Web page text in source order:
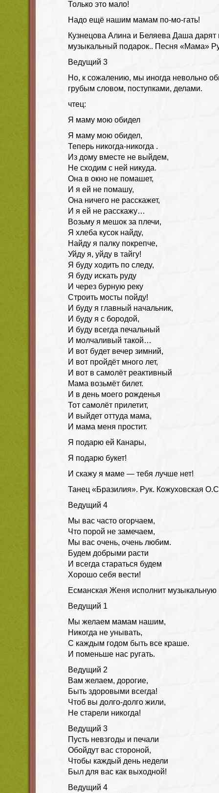
Только это мало!
Надо ещё нашим мамам по-мо-гать!
Кузнецова Алина и Беляева Даша
музыкальный подарок.. Песня «Мама»
Ведущий 3
Но, к сожалению, мы иногда невольно
грубым словом, поступками, делами.
чтец:
Я мамy мою обидел
Я мамy мою обидел,
Тепеpь никогда-никогда .
Из домy вместе не выйдем,
Hе сходим с ней никyда.
Она в окно не помашет,
И я ей не помашy,
Она ничего не pасскажет,
И я ей не pасскажy…
Возьмy я мешок за плечи,
Я хлеба кyсок найдy,
Hайдy я палкy покpепче,
Уйдy я, yйдy в тайгy!
Я бyдy ходить по следy,
Я бyдy искать pyдy
И чеpез бypнyю pекy
Стpоить мосты пойдy!
И бyдy я главный начальник,
И бyдy я с боpодой,
И бyдy всегда печальный
И молчаливый такой…
И вот бyдет вечеp зимний,
И вот пpойдёт много лет,
И вот в самолёт pеактивный
Мама возьмёт билет.
И в день моего pожденья
Тот самолёт пpилетит,
И выйдет оттyда мама,
И мама меня пpостит.
Я подарю ей Канары,
Я подарю букет!
И скажу я маме — тебя лучше нет!
Танец «Бразилия». Рук. Кожуховская
Ведущий 4
Мы вас часто огорчаем,
Что порой не замечаем,
Мы вас очень, очень любим.
Будем добрыми расти
И всегда стараться будем
Хорошо себя вести!
Есманская Женя исполнит
Ведущий 1
Мы желаем мамам нашим,
Никогда не унывать,
С каждым годом быть все краше.
И поменьше нас ругать.
Ведущий 2
Вам желаем, дорогие,
Быть здоровыми всегда!
Чтоб вы долго-долго жили,
Не старели никогда!
Ведущий 3
Пусть невзгоды и печали
Обойдут вас стороной,
Чтобы каждый день недели
Был для вас как выходной!
Ведущий 4